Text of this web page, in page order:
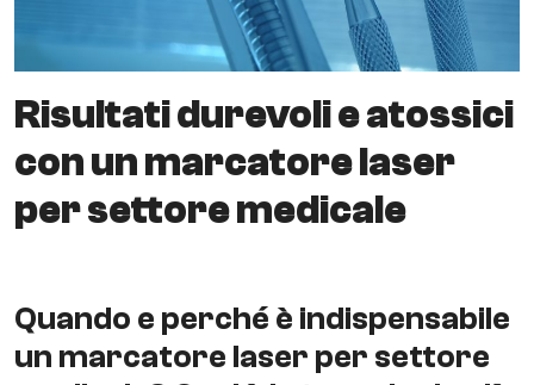
Risultati durevoli e atossici
con un marcatore laser
per settore medicale
Quando e perché è indispensabile
un marcatore laser per settore